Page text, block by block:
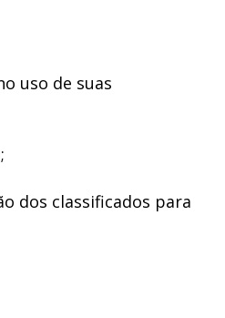
uso de suas
dos classificados para